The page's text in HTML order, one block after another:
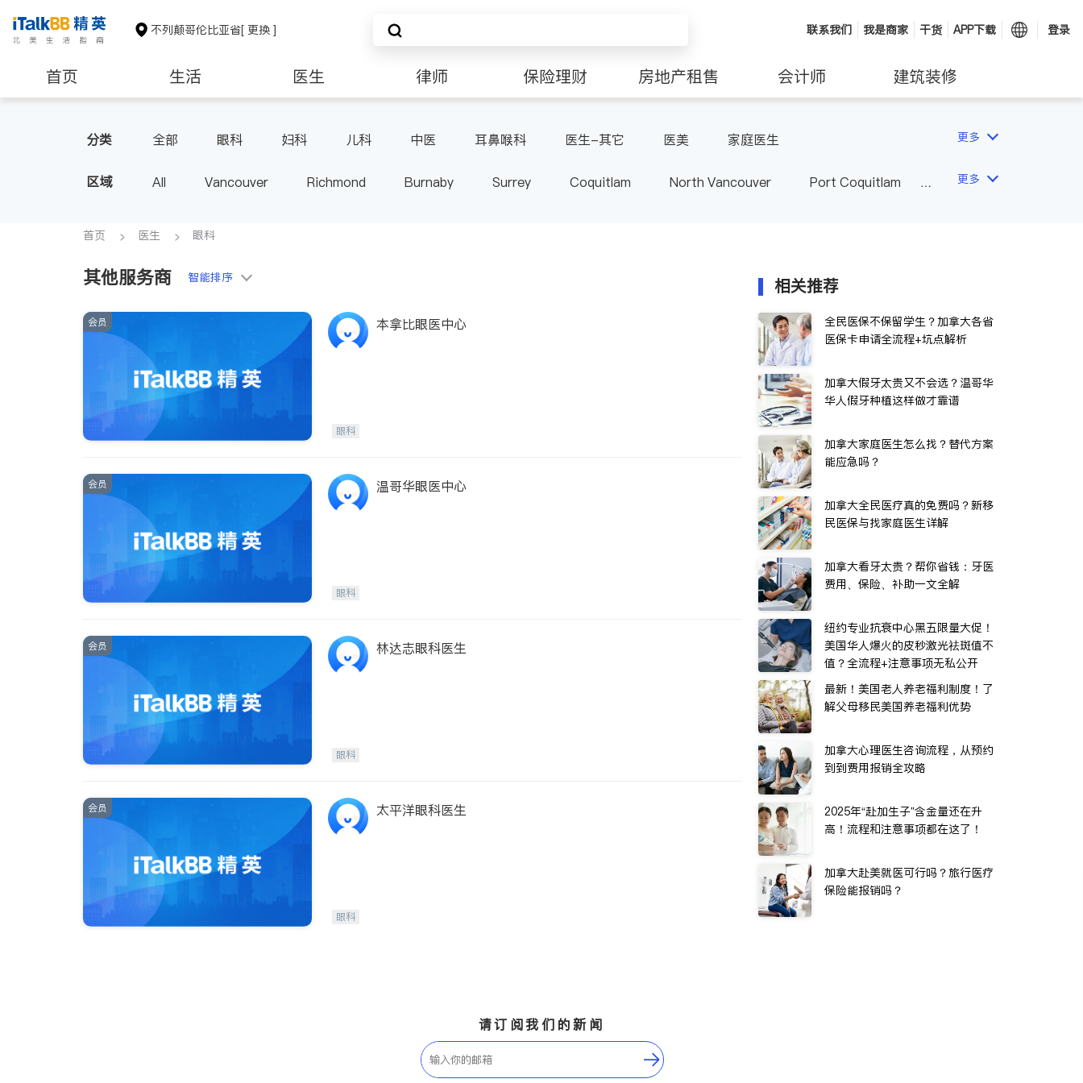
不列颠哥伦比亚省[ 更换 ] 联系我们 我是商家 干货 APP下载 登录
首页 生活 医生 律师 保险理财 房地产租售 会计师 建筑装修
分类 全部 眼科 妇科 儿科 中医 耳鼻喉科 医生-其它 医美 家庭医生 更多
区域 All Vancouver Richmond Burnaby Surrey Coquitlam North Vancouver
Port Coquitlam
BC - Other Cities
更多
首页 医生 眼科
其他服务商 智能排序
会员 本拿比眼医中心
眼科
会员 温哥华眼医中心
眼科
会员 林达志眼科医生
眼科
会员 太平洋眼科医生
眼科
相关推荐
全民医保不保留学生？加拿大各省
医保卡申请全流程+坑点解析
加拿大假牙太贵又不会选？温哥华
华人假牙种植这样做才靠谱
加拿大家庭医生怎么找？替代方案
能应急吗？
加拿大全民医疗真的免费吗？新移
民医保与找家庭医生详解
加拿大看牙太贵？帮你省钱：牙医
费用、保险、补助一文全解
纽约专业抗衰中心黑五限量大促！
美国华人爆火的皮秒激光祛斑值不
值？全流程+注意事项无私公开
最新！美国老人养老福利制度！了
解父母移民美国养老福利优势
加拿大心理医生咨询流程，从预约
到到费用报销全攻略
2025年“赴加生子”含金量还在升
高！流程和注意事项都在这了！
加拿大赴美就医可行吗？旅行医疗
保险能报销吗？
请订阅我们的新闻